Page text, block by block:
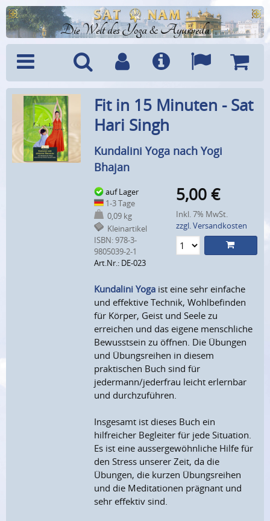
Die Welt des Yoga & Ayurveda
Menü SucheBenutzerkonto
Info Sprachen
Fit in 15 Minuten - Sat
Hari Singh
Kundalini Yoga nach Yogi
Bhajan
auf Lager
1-3 Tage
0,09 kg
Kleinartikel
ISBN: 978-3-
9805039-2-1
Art.Nr.: DE-023
5,00 €
Inkl. 7% MwSt.
zzgl. Versandkosten
Kundalini Yoga ist eine sehr einfache
und effektive Technik, Wohlbefinden
für Körper, Geist und Seele zu
erreichen und das eigene menschliche
Bewusstsein zu öffnen. Die Übungen
und Übungsreihen in diesem
praktischen Buch sind für
jedermann/jederfrau leicht erlernbar
und durchzuführen.
Insgesamt ist dieses Buch ein
hilfreicher Begleiter für jede Situation.
Es ist eine aussergewöhnliche Hilfe für
den Stress unserer Zeit, da die
Übungen, die kurzen Übungsreihen
und die Meditationen prägnant und
sehr effektiv sind.